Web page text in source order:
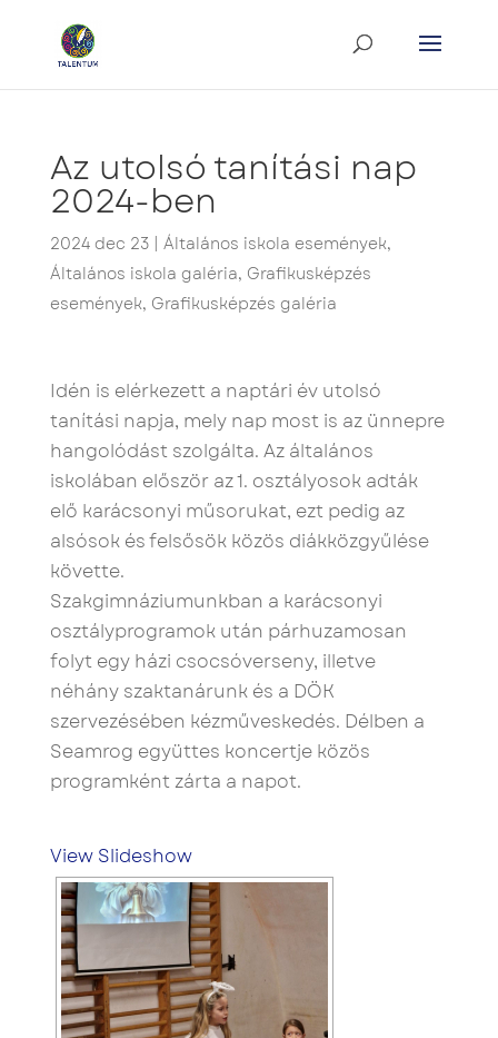
Az utolsó tanítási nap
2024-ben
2024 dec 23| Általános iskola események,
Általános iskola galéria, Grafikusképzés
események, Grafikusképzés galéria
Idén is elérkezett a naptári év utolsó
tanítási napja, mely nap most is az ünnepre
hangolódást szolgálta. Az általános
iskolában először az 1. osztályosok adták
elő karácsonyi műsorukat, ezt pedig az
alsósok és felsősök közös diákközgyűlése
követte.
Szakgimnáziumunkban a karácsonyi
osztályprogramok után párhuzamosan
folyt egy házi csocsóverseny, illetve
néhány szaktanárunk és a DÖK
szervezésében kézműveskedés. Délben a
Seamrog együttes koncertje közös
programként zárta a napot.
View Slideshow